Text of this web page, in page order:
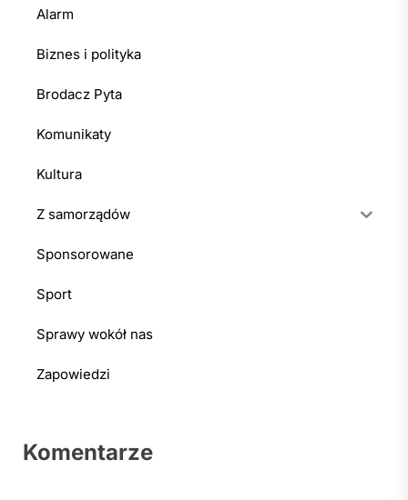
Alarm
Biznes i polityka
Brodacz Pyta
Komunikaty
Kultura
Z samorządów
Sponsorowane
Sport
Sprawy wokół nas
Zapowiedzi
Komentarze